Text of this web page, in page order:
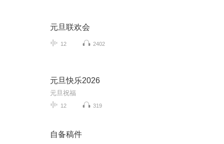
元旦联欢会
12 2402
元旦快乐2026
元旦祝福
12 319
自备稿件